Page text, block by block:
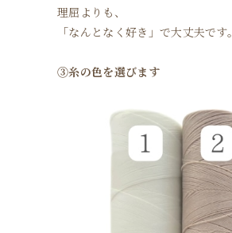
理屈よりも、
「なんとなく好き」で大丈夫です。
③糸の色を選びます